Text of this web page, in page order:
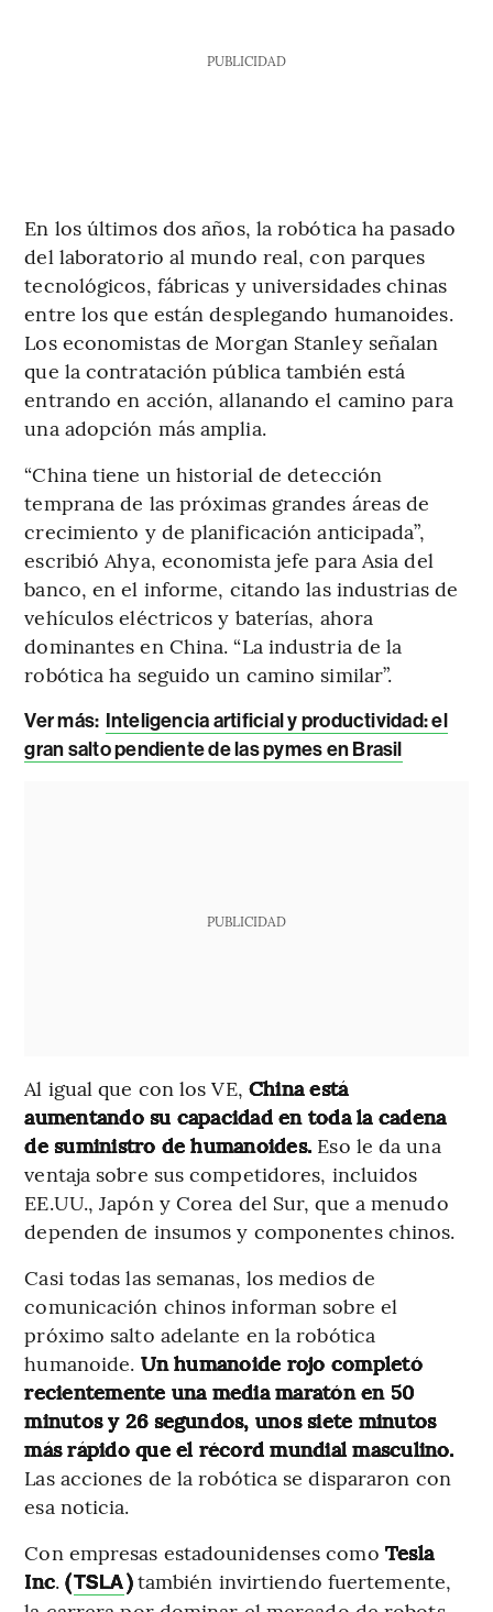
PUBLICIDAD
En los últimos dos años, la robótica ha pasado
del laboratorio al mundo real, con parques
tecnológicos, fábricas y universidades chinas
entre los que están desplegando humanoides.
Los economistas de Morgan Stanley señalan
que la contratación pública también está
entrando en acción, allanando el camino para
una adopción más amplia.
“China tiene un historial de detección
temprana de las próximas grandes áreas de
crecimiento y de planificación anticipada”,
escribió Ahya, economista jefe para Asia del
banco, en el informe, citando las industrias de
vehículos eléctricos y baterías, ahora
dominantes en China. “La industria de la
robótica ha seguido un camino similar”.
Ver más: Inteligencia artificial y productividad: el
gran salto pendiente de las pymes en Brasil
PUBLICIDAD
Al igual que con los VE, China está
aumentando su capacidad en toda la cadena
de suministro de humanoides. Eso le da una
ventaja sobre sus competidores, incluidos
EE.UU., Japón y Corea del Sur, que a menudo
dependen de insumos y componentes chinos.
Casi todas las semanas, los medios de
comunicación chinos informan sobre el
próximo salto adelante en la robótica
humanoide. Un humanoide rojo completó
recientemente una media maratón en 50
minutos y 26 segundos, unos siete minutos
más rápido que el récord mundial masculino.
Las acciones de la robótica se dispararon con
esa noticia.
Con empresas estadounidenses como Tesla
Inc.(TSLA)también invirtiendo fuertemente,